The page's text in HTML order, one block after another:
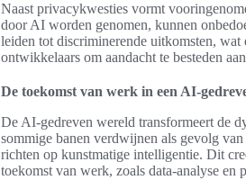
Naast privacykwesties vormt
door AI worden genomen, kunnen
leiden tot discriminerende uitkomsten, wat
ontwikkelaars om aandacht te besteden
De toekomst van werk in een AI-
De AI-gedreven wereld transformeert de
sommige banen verdwijnen als gevolg
richten op kunstmatige intelligentie. Dit
toekomst van werk, zoals data-analyse en